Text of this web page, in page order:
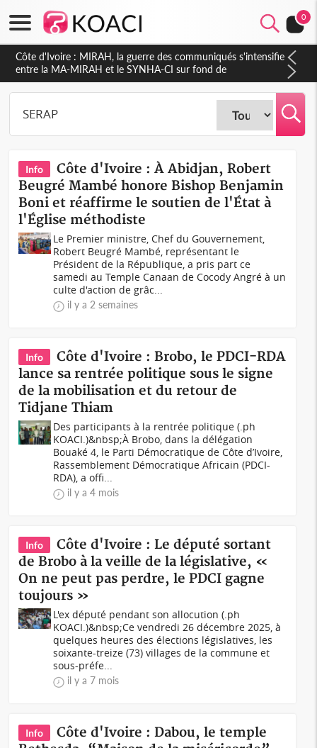
0
Côte d'Ivoire : Indépendance 2026, Thiam plaide pour un
environnement démocratique plus apaisé
Info
Côte d'Ivoire : À Abidjan, Robert
Beugré Mambé honore Bishop Benjamin
Boni et réaffirme le soutien de l'État à
l'Église méthodiste
Le Premier ministre, Chef du Gouvernement,
Robert Beugré Mambé, représentant le
Président de la République, a pris part ce
samedi au Temple Canaan de Cocody Angré à un
culte d'action de grâc...
il y a 2 semaines
Info
Côte d'Ivoire : Brobo, le PDCI-RDA
lance sa rentrée politique sous le signe
de la mobilisation et du retour de
Tidjane Thiam
Des participants à la rentrée politique (.ph
KOACI.)&nbsp;À Brobo, dans la délégation
Bouaké 4, le Parti Démocratique de Côte d’Ivoire,
Rassemblement Démocratique Africain (PDCI-
RDA), a offi...
il y a 4 mois
Info
Côte d'Ivoire : Le député sortant
de Brobo à la veille de la législative, «
On ne peut pas perdre, le PDCI gagne
toujours »
L'ex député pendant son allocution (.ph
KOACI.)&nbsp;Ce vendredi 26 décembre 2025, à
quelques heures des élections législatives, les
soixante-treize (73) villages de la commune et
sous-préfe...
il y a 7 mois
Info
Côte d'Ivoire : Dabou, le temple